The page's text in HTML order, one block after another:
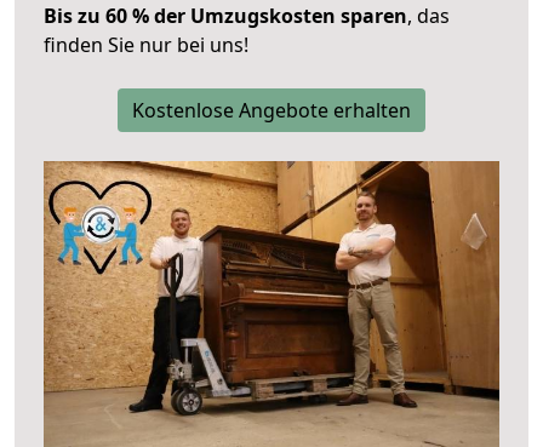
Bis zu 60 % der Umzugskosten sparen, das
finden Sie nur bei uns!
Kostenlose Angebote erhalten